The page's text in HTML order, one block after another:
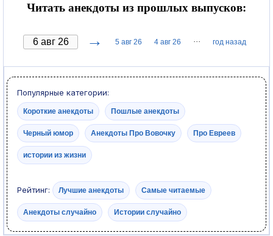
Читать анекдоты из прошлых выпусков:
→ 5 авг 26 4 авг 26 ··· год назад
Популярные категории:
Короткие анекдоты Пошлые анекдоты
Черный юмор Анекдоты Про Вовочку Про Евреев
истории из жизни
Рейтинг: Лучшие анекдоты Самые читаемые
Анекдоты случайно Истории случайно